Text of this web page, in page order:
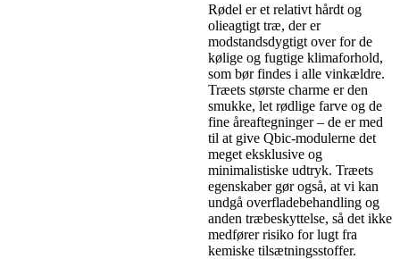
Rødel er et relativt hårdt og
olieagtigt træ, der er
modstandsdygtigt over for de
kølige og fugtige klimaforhold,
som bør findes i alle vinkældre.
Træets største charme er den
smukke, let rødlige farve og de
fine åreaftegninger – de er med
til at give Qbic-modulerne det
meget eksklusive og
minimalistiske udtryk. Træets
egenskaber gør også, at vi kan
undgå overfladebehandling og
anden træbeskyttelse, så det ikke
medfører risiko for lugt fra
kemiske tilsætningsstoffer.